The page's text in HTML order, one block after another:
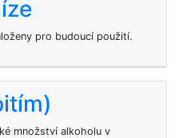
pro budoucí použití.
množství alkoholu v